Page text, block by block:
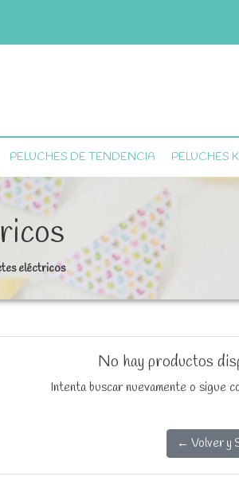
PELUCHES DE TENDENCIA PELUCHES
eléctricos
No hay productos
Intenta buscar nuevamente o sigue
← Volver y